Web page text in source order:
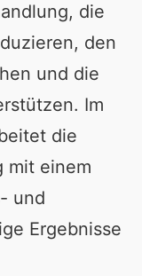
die
den
und die
Im
die
mit einem
und
Ergebnisse